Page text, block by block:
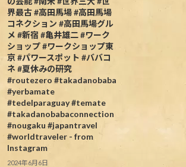
界最古 #高田馬場 #高田馬場
コネクション #高田馬場グル
メ #新宿 #亀井雄二 #ワーク
ショップ #ワークショップ東
京 #パワースポット #ババコ
ネ #夏休みの研究
#routezero #takadanobaba
#yerbamate
#tedelparaguay #temate
#takadanobabaconnection
#nougaku #japantravel
#worldtraveler - from
Instagram
2024年6月6日